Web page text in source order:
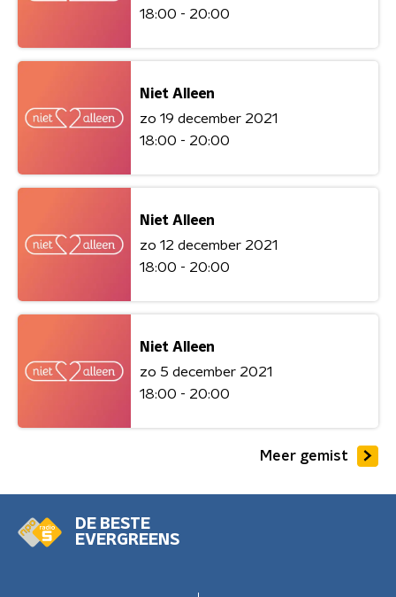
18:00 - 20:00
Niet Alleen
zo 19 december 2021
18:00 - 20:00
Niet Alleen
zo 12 december 2021
18:00 - 20:00
Niet Alleen
zo 5 december 2021
18:00 - 20:00
Meer gemist
DE BESTE
EVERGREENS